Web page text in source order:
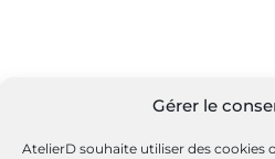
Gérer le
AtelierD souhaite utiliser des cookies